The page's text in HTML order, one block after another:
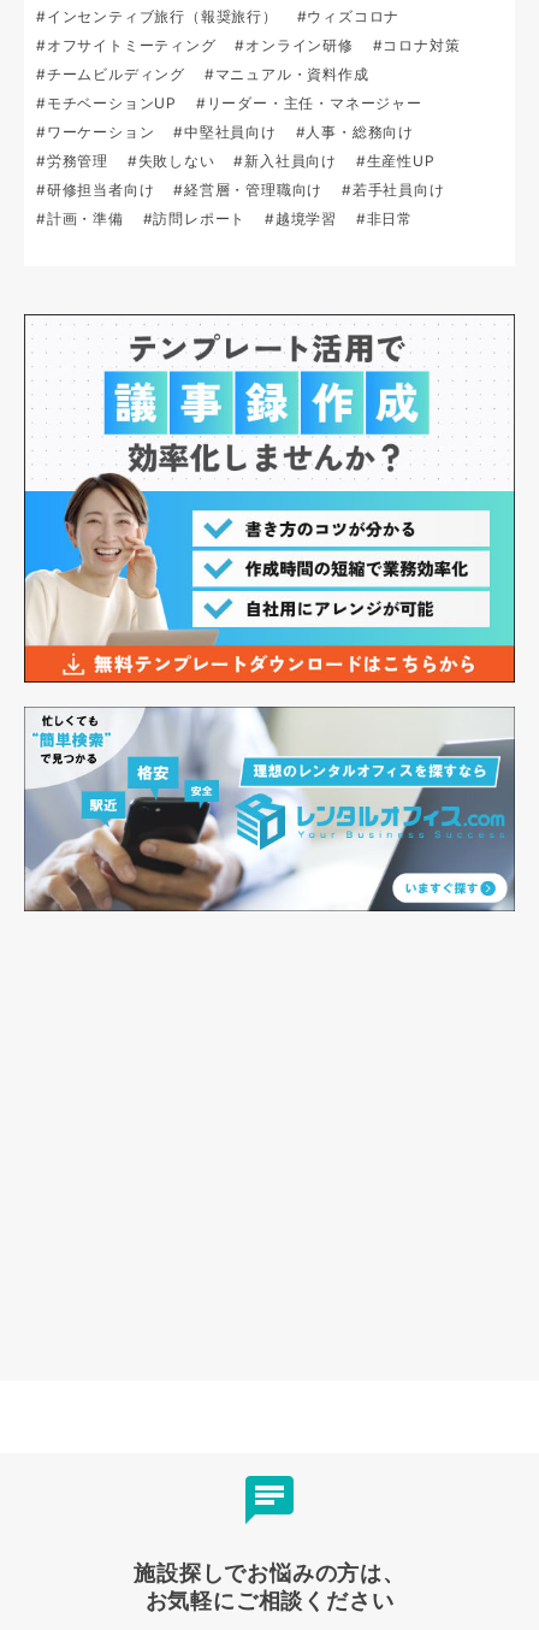
#インセンティブ旅行（報奨旅行）
#ウィズコロナ
#オフサイトミーティング
#オンライン研修
#コロナ対策
#チームビルディング
#マニュアル・資料作成
#モチベーションUP
#リーダー・主任・マネージャー
#ワーケーション
#中堅社員向け
#人事・総務向け
#労務管理
#失敗しない #新入社員向け
#生産性UP
#研修担当者向け
#経営層・管理職向け
#若手社員向け
#計画・準備
#訪問レポート #越境学習 #非日常
施設探しでお悩みの方は、
お気軽にご相談ください